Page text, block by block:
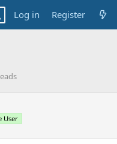
Log in Register
User